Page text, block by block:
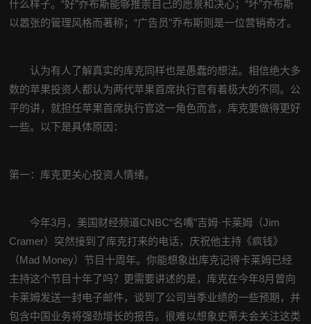
什么样子。“好”乔布斯能够推崇自己的愿景和决心；“坏”乔布斯
以嚣张的管理风格而著称；“广告员”乔布斯则是一位营销奇才。
认为有人了解真实的库克同样也是愚蠢的想法。相信绝大多
数的苹果投资人都认为两代苹果首席执行官有着极大的不同。公
平的讲，就担任苹果首席执行官这一角色而言，库克要做得更好
一些。以下是具体原因：
第一：库克更关心投资人情绪。
今年3月，美国财经频道CNBC“名嘴”吉姆·卡莱姆（Jim
Cramer）突然接到了库克打来的电话，庆祝他主持《疯钱》
（Mad Money）节目十周年。你能想象出库克记得卡莱姆已经
主持这个节目十年了吗？更需要讲述的是，库克在今年8月曾向
卡莱姆发送一封电子邮件，谈到了公司当季业绩的一些预期，并
包含中国业务将强劲增长的报告。很难以想象史蒂夫会关注这类